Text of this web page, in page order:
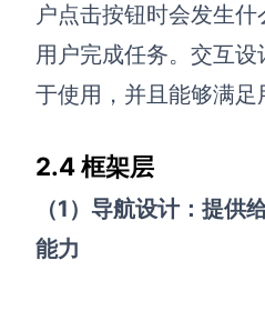
户点击按钮时会发生
用户完成任务。交互
于使用，并且能够满足
2.4 框架层
（1）导航设计：提供
能力